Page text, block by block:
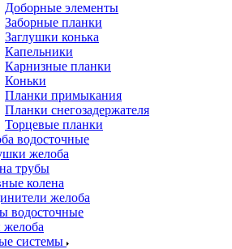
Доборные элементы
Заборные планки
Заглушки конька
Капельники
Карнизные планки
Коньки
Планки примыкания
Планки снегозадержателя
Торцевые планки
водосточные
желоба
трубы
колена
желоба
водосточные
системы